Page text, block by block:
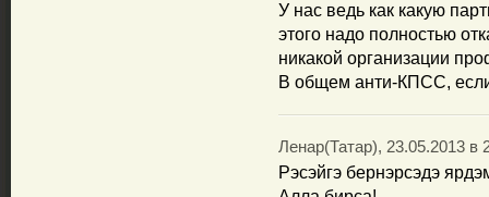
У нас ведь как какую
этого надо полностью
никакой организации
В общем анти-КПСС,
Ленар(Татар), 23.05.2013 в
Рэсэйгэ бернэрсэдэ